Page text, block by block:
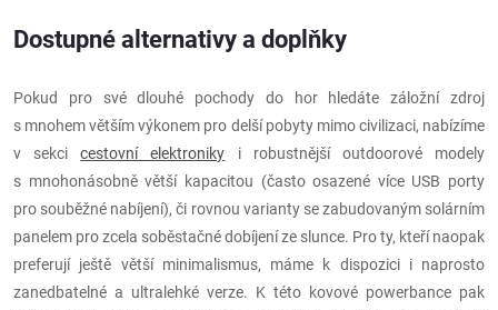
Dostupné alternativy a doplňky
Pokud pro své dlouhé pochody do hor hledáte záložní zdroj
s mnohem větším výkonem pro delší pobyty mimo civilizaci, nabízíme
v sekcicestovní elektroniky i robustnější outdoorové modely
s mnohonásobně větší kapacitou (často osazené více USB porty
pro souběžné nabíjení), či rovnou varianty se zabudovaným solárním
panelem pro zcela soběstačné dobíjení ze slunce. Pro ty, kteří naopak
preferují ještě větší minimalismus, máme k dispozici i naprosto
zanedbatelné a ultralehké verze. K této kovové powerbance pak